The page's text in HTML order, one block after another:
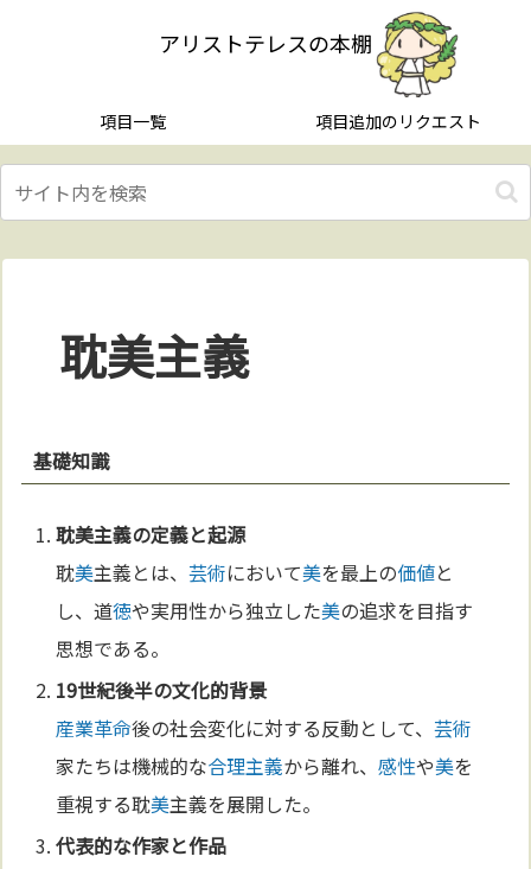
アリストテレスの本棚
項目一覧 項目追加のリクエスト
耽美主義
基礎知識
耽美主義の定義と起源
耽美主義とは、芸術において美を最上の価値と
し、道徳や実用性から独立した美の追求を目指す
思想である。
19世紀後半の文化的背景
産業革命後の社会変化に対する反動として、芸術
家たちは機械的な合理主義から離れ、感性や美を
重視する耽美主義を展開した。
代表的な作家と作品